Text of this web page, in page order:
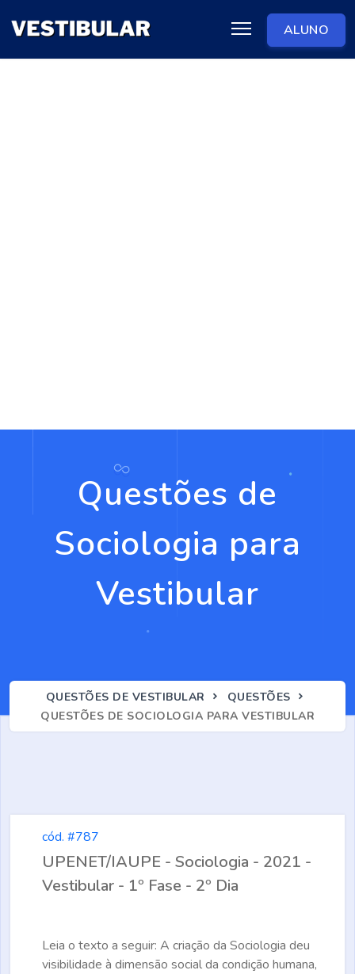
ALUNO
Questões de
Sociologia para
Vestibular
QUESTÕES DE VESTIBULAR
QUESTÕES
QUESTÕES DE SOCIOLOGIA PARA VESTIBULAR
cód. #787
UPENET/IAUPE - Sociologia - 2021 -
Vestibular - 1º Fase - 2º Dia
Leia o texto a seguir: A criação da Sociologia deu
visibilidade à dimensão social da condição humana,